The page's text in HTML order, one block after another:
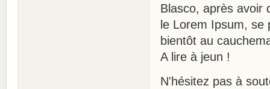
Blasco, après avoir
le Lorem Ipsum, se
bientôt au
A lire à jeun !
N'hésitez pas à